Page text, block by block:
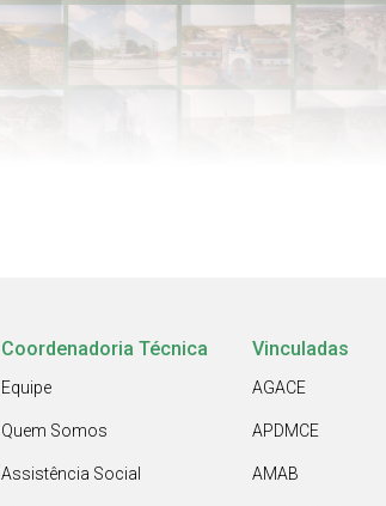
Coordenadoria Técnica
Equipe
Quem Somos
Assistência Social
Vinculadas
AGACE
APDMCE
AMAB